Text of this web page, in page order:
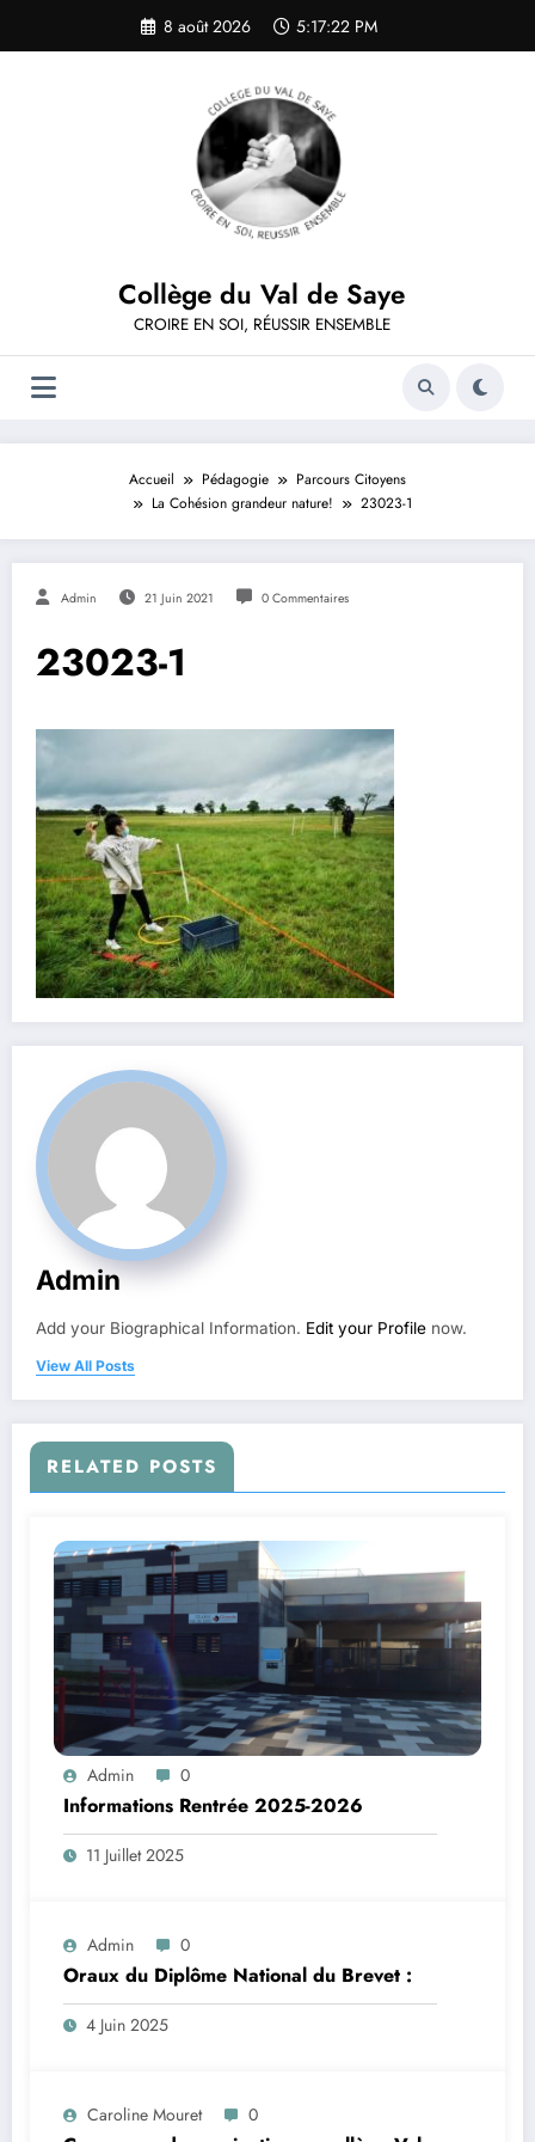
contenu
8 août 2026 5:17:22 PM
Collège du Val de Saye
CROIRE EN SOI, RÉUSSIR ENSEMBLE
Accueil Pédagogie
Parcours Citoyens
La Cohésion grandeur nature!
23023-1
Admin 21 Juin 2021 0 Commentaires
23023-1
Admin
Add your Biographical Information. Edit your Profile now.
View All Posts
RELATED POSTS
Admin 0
Informations Rentrée 2025-2026
11 Juillet 2025
Admin 0
Oraux du Diplôme National du Brevet :
4 Juin 2025
Caroline Mouret 0